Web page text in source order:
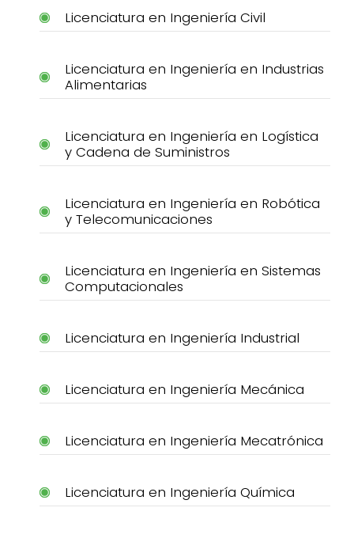
Licenciatura en Ingeniería Civil
Licenciatura en Ingeniería en Industrias
Alimentarias
Licenciatura en Ingeniería en Logística
y Cadena de Suministros
Licenciatura en Ingeniería en Robótica
y Telecomunicaciones
Licenciatura en Ingeniería en Sistemas
Computacionales
Licenciatura en Ingeniería Industrial
Licenciatura en Ingeniería Mecánica
Licenciatura en Ingeniería Mecatrónica
Licenciatura en Ingeniería Química